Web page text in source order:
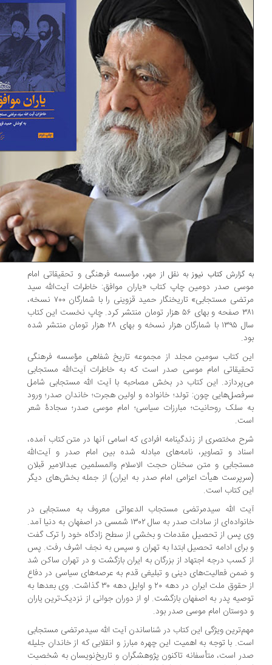
گزارش کتاب نیوز به نقل از مهر، مؤسسه فرهنگی و تحقیقاتی امام
صدر دومین چاپ کتاب «یاران موافق: خاطرات آیت‌الله سید
مرتضی مستجابی» تاریخنگار حمید قزوینی را با شمارگان ۷۰۰ نسخه،
۳۸۱ صفحه و بهای ۵۶ هزار تومان منتشر کرد. چاپ نخست این کتاب
سال ۱۳۹۵ با شمارگان هزار نسخه و بهای ۲۸ هزار تومان منتشر شده
کتاب سومین مجلد از مجموعه تاریخ شفاهی مؤسسه فرهنگی
امام موسی صدر است که به خاطرات آیت‌الله مستجابی
این کتاب در بخش مصاحبه با آیت الله مستجابی شامل
چون: تولد؛ خانواده و اولین هجرت؛ خاندان صدر؛ ورود
سلک روحانیت؛ مبارزات سیاسی؛ امام موسی صدر؛ سجادۀ شعر
مختصری از زندگینامه افرادی که اسامی آنها در متن کتاب آمده،
و تصاویر، نامه‌های مبادله شده بین امام صدر و آیت‌الله
و متن سخنان حجت الاسلام والمسلمین عبدالامیر قبلان
هیأت اعزامی امام صدر به ایران) از جمله بخش‌های دیگر
کتاب است.
الله سیدمرتضی مستجاب الدعواتی معروف به مستجابی در
خانواده‌ای از سادات صدر به سال ۱۳۰۲ شمسی در اصفهان به دنیا آمد.
پس از تحصیل مقدمات و بخشی از سطح زادگاه خود را ترک گفت
ادامه تحصیل ابتدا به تهران و سپس به نجف اشرف رفت. پس
کسب درجه اجتهاد از بزرگان به ایران بازگشت و در تهران ساکن شد
فعالیت‌های دینی و تبلیغی قدم به عرصه‌های سیاسی در دفاع
از حقوق ملت ایران در دهه ۲۰ و اوایل دهه ۳۰ گذاشت. وی بعدها به
پدر به اصفهان بازگشت. او از دوران جوانی از نزدیک‌ترین یاران
امام موسی صدر بود.
ویژگی این کتاب در شناساندن آیت الله سیدمرتضی مستجابی
با توجه به اهمیت این چهره مبارز و انقلابی که از خاندان جلیله
است، متأسفانه تاکنون پژوهشگران و تاریخ‌نویسان به شخصیت